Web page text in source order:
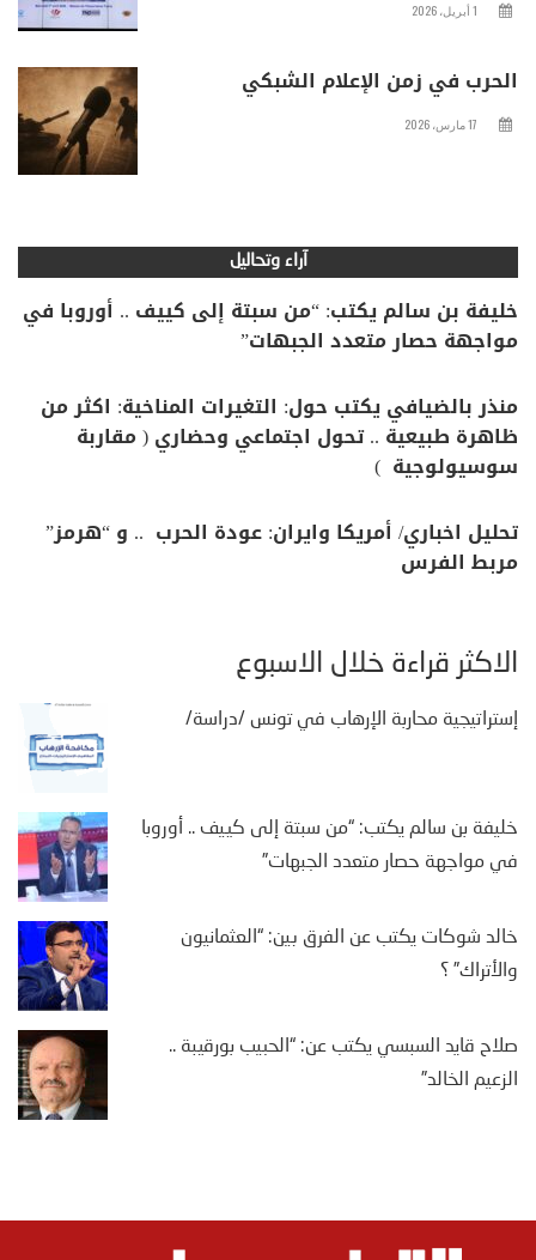
1 أبريل، 2026
الحرب في زمن الإعلام الشبكي
17 مارس، 2026
آراء وتحاليل
خليفة بن سالم يكتب: “من سبتة إلى كييف .. أوروبا في
مواجهة حصار متعدد الجبهات”
منذر بالضيافي يكتب حول: التغيرات المناخية: اكثر من
ظاهرة طبيعية .. تحول اجتماعي وحضاري ( مقاربة
سوسيولوجية )
تحليل اخباري/ أمريكا وايران: عودة الحرب .. و “هرمز”
مربط الفرس
الأكثر قراءة خلال الأسبوع
إستراتيجية محاربة الإرهاب في تونس /دراسة/
خليفة بن سالم يكتب: “من سبتة إلى كييف .. أوروبا
في مواجهة حصار متعدد الجبهات”
خالد شوكات يكتب عن الفرق بين: “العثمانيون
والأتراك” ؟
صلاح قايد السبسي يكتب عن: “الحبيب بورقيبة ..
الزعيم الخالد”